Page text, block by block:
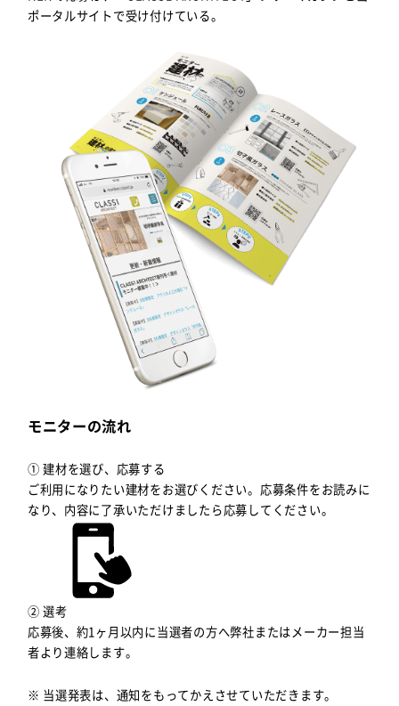
ポータルサイトで受け付けている。
モニターの流れ
① 建材を選び、応募する
ご利用になりたい建材をお選びください。応募条件をお読みに
なり、内容に了承いただけましたら応募してください。
② 選考
応募後、約1ヶ月以内に当選者の方へ弊社またはメーカー担当
者より連絡します。
※ 当選発表は、通知をもってかえさせていただきます。